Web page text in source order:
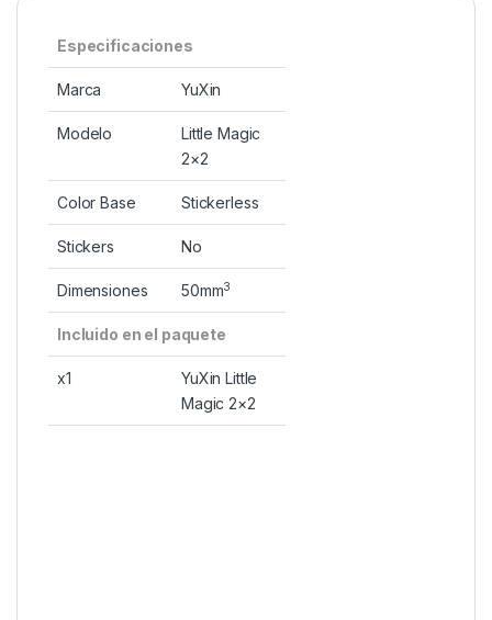
Especificaciones
Marca YuXin
Modelo
Little Magic
2×2
Color Base Stickerless
Stickers No
Dimensiones 50mm3
Incluido en el paquete
x1
YuXin Little
Magic 2×2